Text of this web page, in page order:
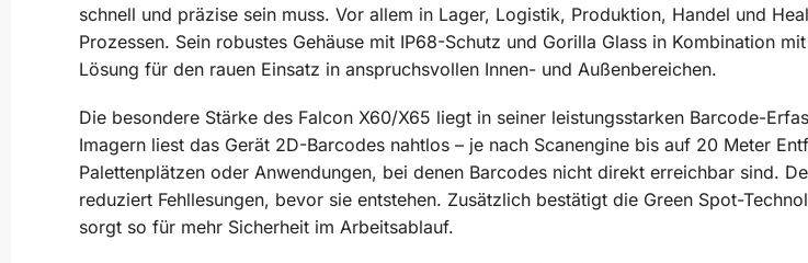
schnell und präzise sein muss. Vor allem in Lager, Logistik, Produktion, Handel und
Prozessen. Sein robustes Gehäuse mit IP68-Schutz und Gorilla Glass in Kombination
Lösung für den rauen Einsatz in anspruchsvollen Innen- und Außenbereichen.
Die besondere Stärke des Falcon X60/X65 liegt in seiner leistungsstarken Barcode-
Imagern liest das Gerät 2D-Barcodes nahtlos – je nach Scanengine bis auf 20 Meter
Palettenplätzen oder Anwendungen, bei denen Barcodes nicht direkt erreichbar sind.
reduziert Fehllesungen, bevor sie entstehen. Zusätzlich bestätigt die Green Spot-
sorgt so für mehr Sicherheit im Arbeitsablauf.